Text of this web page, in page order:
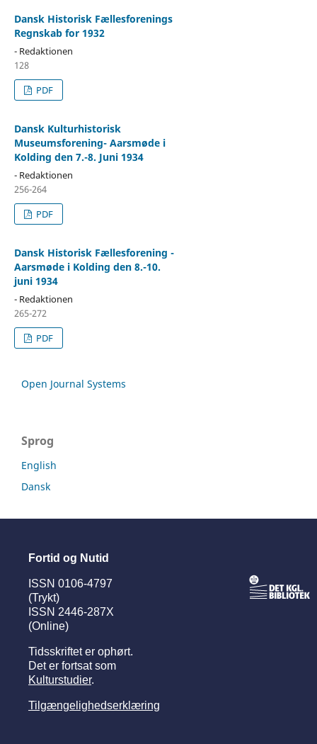
Dansk Historisk Fællesforenings
Regnskab for 1932
- Redaktionen
128
PDF
Dansk Kulturhistorisk
Museumsforening- Aarsmøde i
Kolding den 7.-8. Juni 1934
- Redaktionen
256-264
PDF
Dansk Historisk Fællesforening -
Aarsmøde i Kolding den 8.-10.
juni 1934
- Redaktionen
265-272
PDF
Open Journal Systems
Sprog
English
Dansk
Fortid og Nutid
ISSN 0106-4797
(Trykt)
ISSN 2446-287X
(Online)
Tidsskriftet er ophørt.
Det er fortsat som
Kulturstudier.
Tilgængelighedserklæring